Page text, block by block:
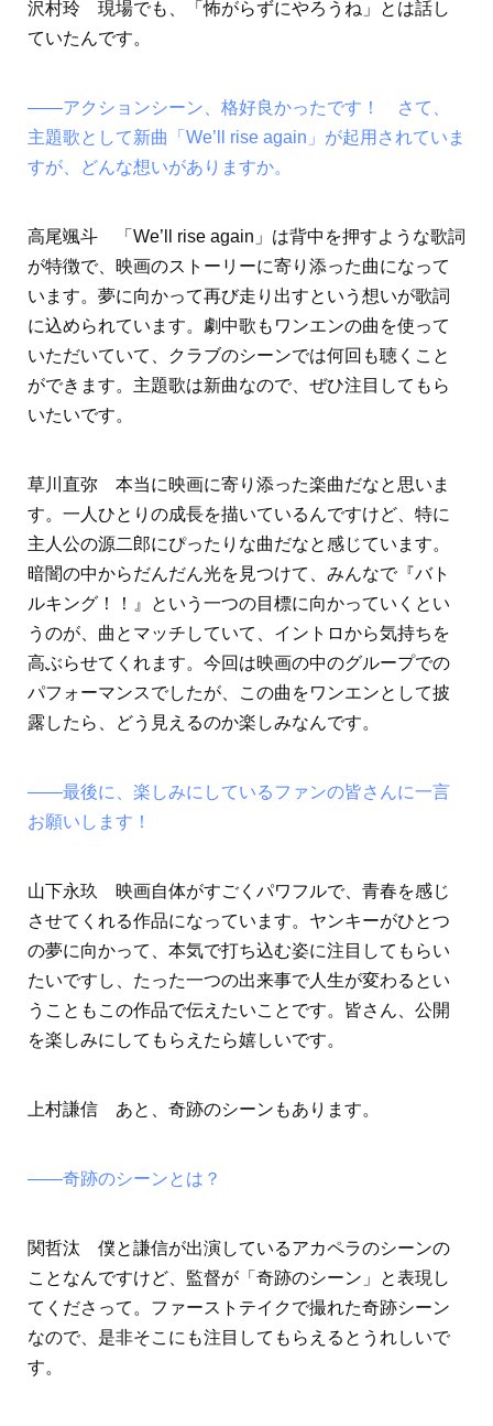
沢村玲 現場でも、「怖がらずにやろうね」とは話し
ていたんです。
――アクションシーン、格好良かったです！ さて、
主題歌として新曲「We’ll rise again」が起用されていま
すが、どんな想いがありますか。
高尾颯斗 「We’ll rise again」は背中を押すような歌詞
が特徴で、映画のストーリーに寄り添った曲になって
います。夢に向かって再び走り出すという想いが歌詞
に込められています。劇中歌もワンエンの曲を使って
いただいていて、クラブのシーンでは何回も聴くこと
ができます。主題歌は新曲なので、ぜひ注目してもら
いたいです。
草川直弥 本当に映画に寄り添った楽曲だなと思いま
す。一人ひとりの成長を描いているんですけど、特に
主人公の源二郎にぴったりな曲だなと感じています。
暗闇の中からだんだん光を見つけて、みんなで『バト
ルキング！！』という一つの目標に向かっていくとい
うのが、曲とマッチしていて、イントロから気持ちを
高ぶらせてくれます。今回は映画の中のグループでの
パフォーマンスでしたが、この曲をワンエンとして披
露したら、どう見えるのか楽しみなんです。
――最後に、楽しみにしているファンの皆さんに一言
お願いします！
山下永玖 映画自体がすごくパワフルで、青春を感じ
させてくれる作品になっています。ヤンキーがひとつ
の夢に向かって、本気で打ち込む姿に注目してもらい
たいですし、たった一つの出来事で人生が変わるとい
うこともこの作品で伝えたいことです。皆さん、公開
を楽しみにしてもらえたら嬉しいです。
上村謙信 あと、奇跡のシーンもあります。
――奇跡のシーンとは？
関哲汰 僕と謙信が出演しているアカペラのシーンの
ことなんですけど、監督が「奇跡のシーン」と表現し
てくださって。ファーストテイクで撮れた奇跡シーン
なので、是非そこにも注目してもらえるとうれしいで
す。